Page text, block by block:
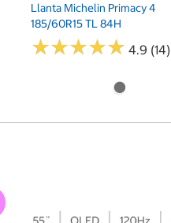
Llanta Michelin Primacy 4
185/60R15 TL 84H
★★★★★
★★★★★ 4.9 (14)